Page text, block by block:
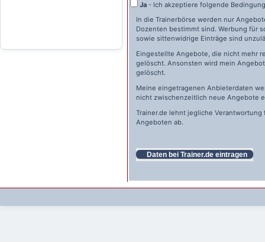
Ja - Ich akzeptiere folgende
In die Trainerbörse werden nur
Dozenten bestimmt sind. Werbung für
sowie sittenwidrige Einträge sind
Eingestellte Angebote, die nicht mehr
gelöscht. Ansonsten wird mein
gelöscht.
Meine eingetragenen Anbieterdaten
nicht zwischenzeitlich neue Angebote
Trainer.de lehnt jegliche
Angeboten ab.
Daten bei Trainer.de eintragen